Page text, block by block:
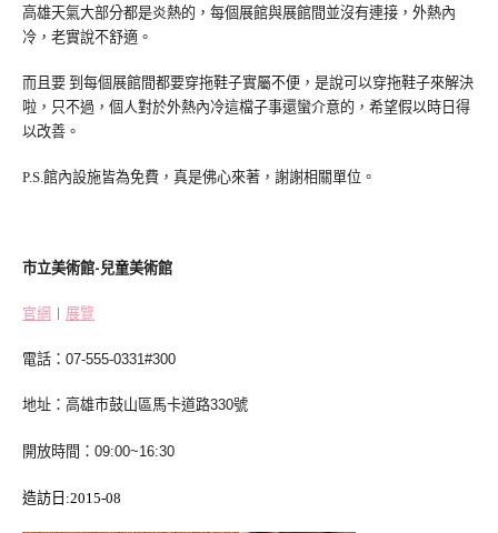
高雄天氣大部分都是炎熱的，每個展館與展館間並沒有連接，外熱內
冷，老實說不舒適。
而且要 到每個展館間都要穿拖鞋子實屬不便，是說可以穿拖鞋子來解決
啦，只不過，個人對於外熱內冷這檔子事還蠻介意的，希望假以時日得
以改善。
P.S. 館內設施皆為免費，真是佛心來著，謝謝相關單位。
市立美術館-兒童美術館
官網 ︱ 展覽
電話 ： 07-555-0331#300
地址 ： 高雄市鼓山區馬卡道路330號
開放時間 ： 09:00~16:30
造訪日 :2015-08